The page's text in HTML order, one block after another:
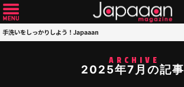
手洗いをしっかりしよう！Japaaan
ARCHIVE
2025年7月の記事